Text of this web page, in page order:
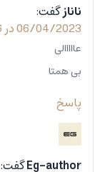
نانازگفت:
06/04/2023 در 01:56
عااااالی
بی همتا
پاسخ
Eg-authorگفت: